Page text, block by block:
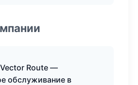
Route —
обслуживание в